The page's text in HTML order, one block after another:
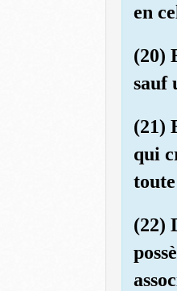
en
(20)
sauf
(21)
qui
(22)